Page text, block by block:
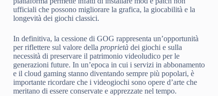
ufficiali che possono migliorare la grafica, la giocabilità e la
longevità dei giochi classici.
In definitiva, la cessione di GOG rappresenta un’opportunità
per riflettere sul valore della proprietàdei giochi e sulla
necessità di preservare il patrimonio videoludico per le
generazioni future. In un’epoca in cui i servizi in abbonamento
e il cloud gaming stanno diventando sempre più popolari, è
importante ricordare che i videogiochi sono opere d’arte che
meritano di essere conservate e apprezzate nel tempo.